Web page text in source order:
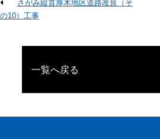
さがみ縦貫厚木地区道路改良（そ
の10）工事
一覧へ戻る